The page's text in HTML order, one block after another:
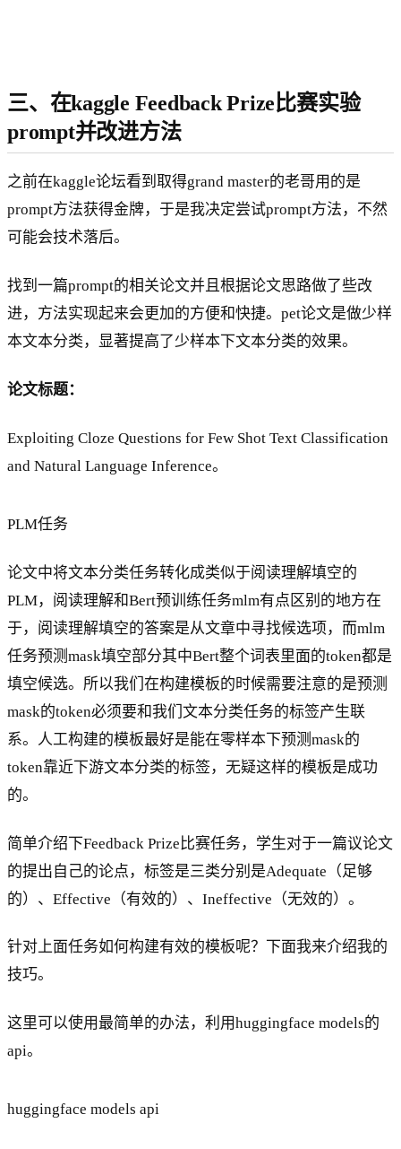
三、在kaggle Feedback Prize比赛实验
prompt并改进方法
之前在kaggle论坛看到取得grand master的老哥用的是
prompt方法获得金牌，于是我决定尝试prompt方法，不然
可能会技术落后。
找到一篇prompt的相关论文并且根据论文思路做了些改
进，方法实现起来会更加的方便和快捷。pet论文是做少样
本文本分类，显著提高了少样本下文本分类的效果。
论文标题：
Exploiting Cloze Questions for Few Shot Text Classification
and Natural Language Inference。
PLM任务
论文中将文本分类任务转化成类似于阅读理解填空的
PLM，阅读理解和Bert预训练任务mlm有点区别的地方在
于，阅读理解填空的答案是从文章中寻找候选项，而mlm
任务预测mask填空部分其中Bert整个词表里面的token都是
填空候选。所以我们在构建模板的时候需要注意的是预测
mask的token必须要和我们文本分类任务的标签产生联
系。人工构建的模板最好是能在零样本下预测mask的
token靠近下游文本分类的标签，无疑这样的模板是成功
的。
简单介绍下Feedback Prize比赛任务，学生对于一篇议论文
的提出自己的论点，标签是三类分别是Adequate（足够
的）、Effective（有效的）、Ineffective（无效的）。
针对上面任务如何构建有效的模板呢？下面我来介绍我的
技巧。
这里可以使用最简单的办法，利用huggingface models的
api。
huggingface models api